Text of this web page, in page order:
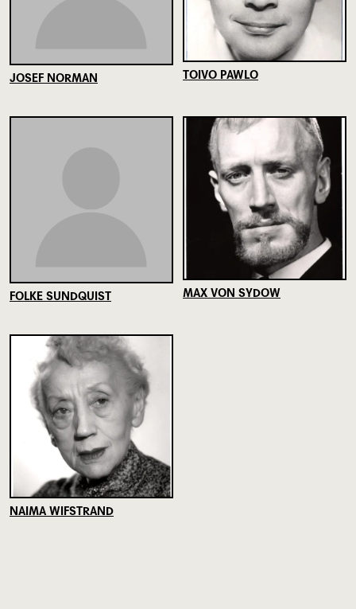
JOSEF NORMAN TOIVO PAWLO
FOLKE SUNDQUIST MAX VON SYDOW
NAIMA WIFSTRAND